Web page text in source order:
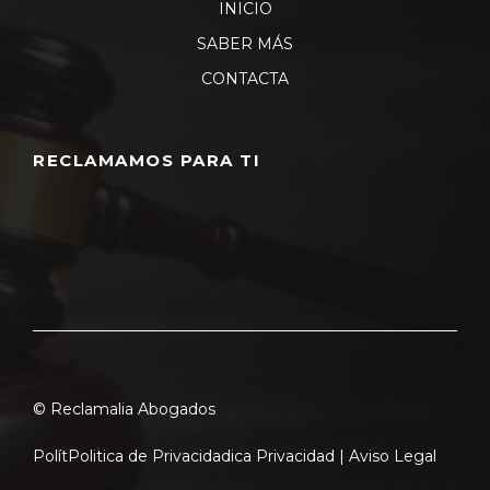
INICIO
SABER MÁS
CONTACTA
RECLAMAMOS PARA TI
© Reclamalia Abogados
PolítPolitica de Privacidadica Privacidad | Aviso Legal